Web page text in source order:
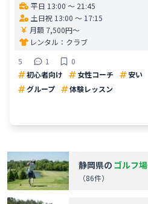
平日 13:00 〜 21:45
土日祝 13:00 〜 17:15
月額 7,500円〜
レンタル： クラブ
5
1
0
初心者向け
女性コーチ
安い
グループ
体験レッスン
静岡県の ゴルフ場
（86件）